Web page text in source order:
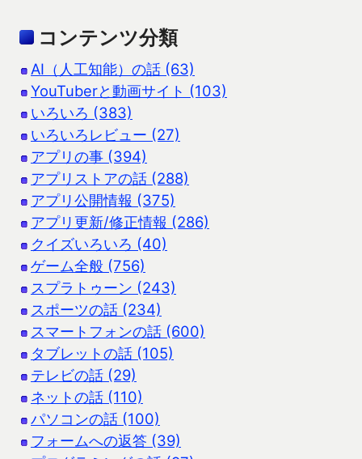
コンテンツ分類
AI（人工知能）の話 (63)
YouTuberと動画サイト (103)
いろいろ (383)
いろいろレビュー (27)
アプリの事 (394)
アプリストアの話 (288)
アプリ公開情報 (375)
アプリ更新/修正情報 (286)
クイズいろいろ (40)
ゲーム全般 (756)
スプラトゥーン (243)
スポーツの話 (234)
スマートフォンの話 (600)
タブレットの話 (105)
テレビの話 (29)
ネットの話 (110)
パソコンの話 (100)
フォームへの返答 (39)